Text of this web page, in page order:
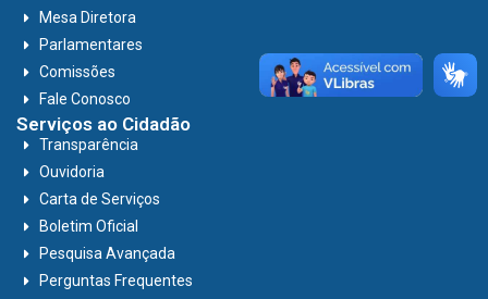
Mesa Diretora
Parlamentares
Comissões
Fale Conosco
Serviços ao Cidadão
Transparência
Ouvidoria
Carta de Serviços
Boletim Oficial
Pesquisa Avançada
Perguntas Frequentes